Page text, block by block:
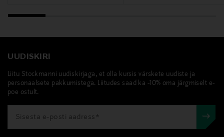
UUDISKIRI
Liitu Stockmanni uudiskirjaga, et olla kursis värskete uudiste ja
personaalsete pakkumistega. Liitudes saad ka -10% oma järgmiselt e-
poe ostult.